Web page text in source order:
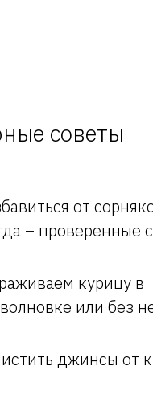
советы
от
– проверенные
курицу в
или без
джинсы от